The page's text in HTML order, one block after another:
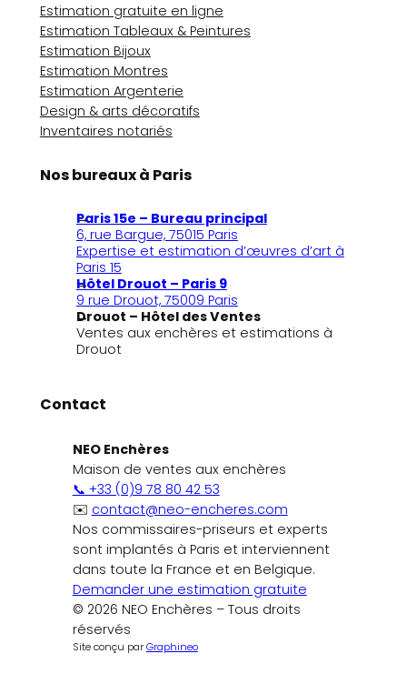
Estimation gratuite en ligne
Estimation Tableaux & Peintures
Estimation Bijoux
Estimation Montres
Estimation Argenterie
Design & arts décoratifs
Inventaires notariés
Nos bureaux à Paris
Paris 15e – Bureau principal
6, rue Bargue, 75015 Paris
Expertise et estimation d’œuvres d’art à
Paris 15
Hôtel Drouot – Paris 9
9 rue Drouot, 75009 Paris
Drouot – Hôtel des Ventes
Ventes aux enchères et estimations à
Drouot
Contact
NEO Enchères
Maison de ventes aux enchères
📞 +33 (0)9 78 80 42 53
✉️ contact@neo-encheres.com
Nos commissaires-priseurs et experts
sont implantés à Paris et interviennent
dans toute la France et en Belgique.
Demander une estimation gratuite
© 2026 NEO Enchères – Tous droits
réservés
Site conçu parGraphineo